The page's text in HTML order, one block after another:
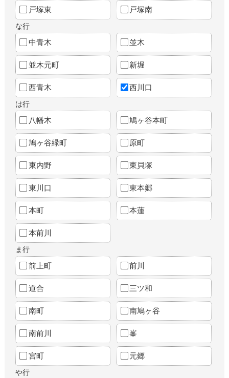
戸塚東 戸塚南
な行
中青木 並木
並木元町 新堀
西青木 西川口
は行
八幡木 鳩ヶ谷本町
鳩ヶ谷緑町 原町
東内野 東貝塚
東川口 東本郷
本町 本蓮
本前川
ま行
前上町 前川
道合 三ツ和
南町 南鳩ヶ谷
南前川 峯
宮町 元郷
や行